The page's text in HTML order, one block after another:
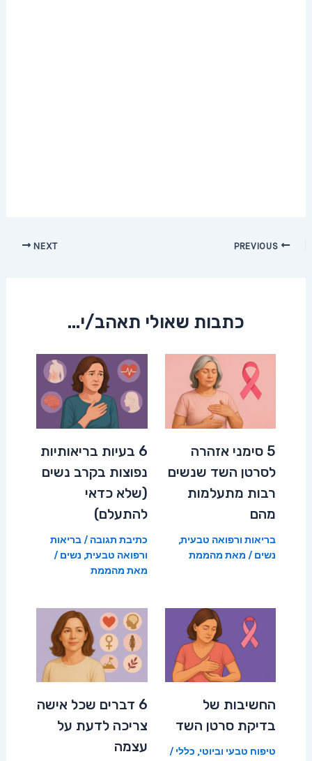
Post
NEXT
כתבות שאולי תאהב/י...
5 סימני אזהרה
לסרטן השד שנשים
רבות מתעלמות
מהם
בריאות ורפואה טבעית,
נשים / מאת מהממת
6 בעיות בריאותיות
נפוצות בקרב נשים
(שלא כדאי
להתעלם)
כתיבת תגובה /בריאות
ורפואה טבעית, נשים /
מאת מהממת
החשיבות של
בדיקת סרטן השד
טיפוח טבעי וביוטי, כללי /
6 דברים שכל אישה
צריכה לדעת על
עצמה